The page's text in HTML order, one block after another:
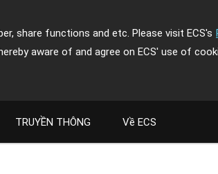
share functions and etc. Please visit ECS's
aware of and agree on ECS' use of
TRUYỀN THÔNG Về ECS